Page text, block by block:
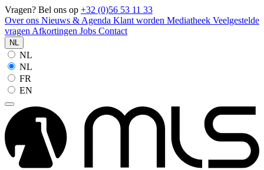
Vragen? Bel ons op +32 (0)56 53 11 33
Over ons Nieuws & Agenda Klant worden Mediatheek Veelgestelde
vragen Afkortingen Jobs Contact
NL
NL
NL
FR
EN